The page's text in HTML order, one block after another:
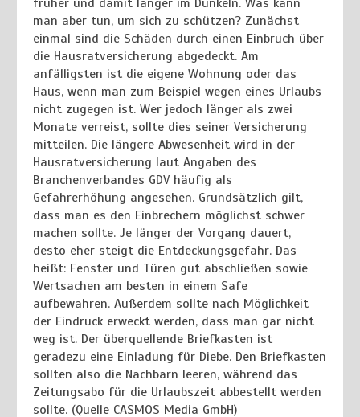
früher und damit länger im Dunkeln. Was kann
man aber tun, um sich zu schützen? Zunächst
einmal sind die Schäden durch einen Einbruch über
die Hausratversicherung abgedeckt. Am
anfälligsten ist die eigene Wohnung oder das
Haus, wenn man zum Beispiel wegen eines Urlaubs
nicht zugegen ist. Wer jedoch länger als zwei
Monate verreist, sollte dies seiner Versicherung
mitteilen. Die längere Abwesenheit wird in der
Hausratversicherung laut Angaben des
Branchenverbandes GDV häufig als
Gefahrerhöhung angesehen. Grundsätzlich gilt,
dass man es den Einbrechern möglichst schwer
machen sollte. Je länger der Vorgang dauert,
desto eher steigt die Entdeckungsgefahr. Das
heißt: Fenster und Türen gut abschließen sowie
Wertsachen am besten in einem Safe
aufbewahren. Außerdem sollte nach Möglichkeit
der Eindruck erweckt werden, dass man gar nicht
weg ist. Der überquellende Briefkasten ist
geradezu eine Einladung für Diebe. Den Briefkasten
sollten also die Nachbarn leeren, während das
Zeitungsabo für die Urlaubszeit abbestellt werden
sollte. (Quelle CASMOS Media GmbH)